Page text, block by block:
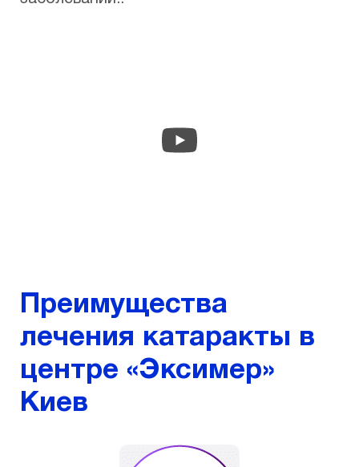
Преимущества
лечения катаракты в
центре «Эксимер»
Киев